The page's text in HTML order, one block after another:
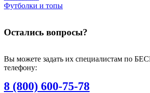
Футболки и топы
Остались вопросы?
Вы можете задать их специалистам по
телефону:
8 (800) 600-75-78